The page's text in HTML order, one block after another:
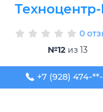
0
№12 из 13
+7 (928) 474-04-
+7 (928) 474-